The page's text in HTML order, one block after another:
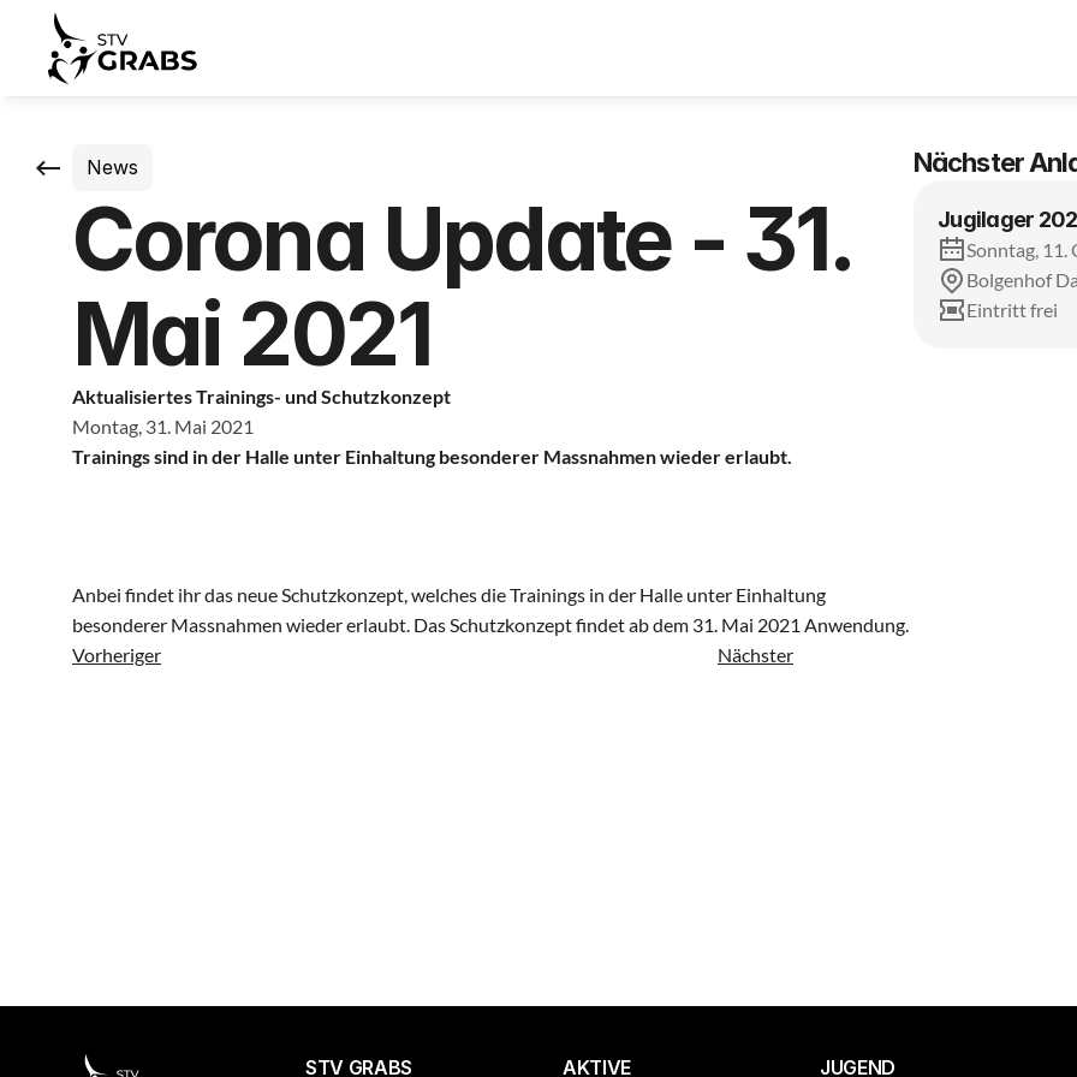
News
Corona Update - 31.
Mai 2021
Aktualisiertes Trainings- und Schutzkonzept
Montag, 31. Mai 2021
Trainings sind in der Halle unter Einhaltung besonderer Massnahmen wieder erlaubt.
Anbei findet ihr das neue Schutzkonzept, welches die Trainings in der Halle unter Einhaltung
besonderer Massnahmen wieder erlaubt. Das Schutzkonzept findet ab dem 31. Mai 2021 Anwendung.
Vorheriger
Nächster
Nächster
Jugilager
Sonntag,
Bolgenhof
Eintritt frei
STV GRABS AKTIVE JUGEND